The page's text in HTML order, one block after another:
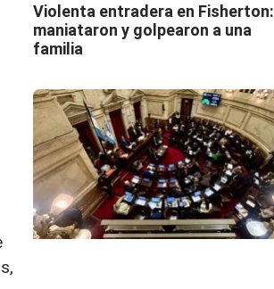
Violenta entradera en Fisherton:
maniataron y golpearon a una
familia